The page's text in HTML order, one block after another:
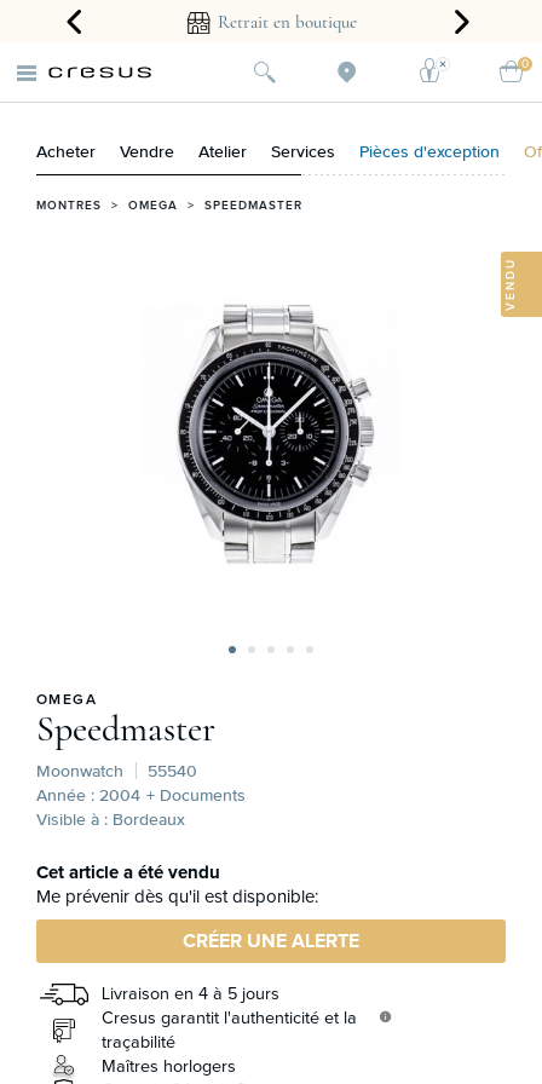
2 ans Retrait en boutique
0
Acheter Vendre Atelier Services Pièces d'exception
MONTRES > OMEGA > SPEEDMASTER
VENDU
OMEGA
Speedmaster
Moonwatch
55540
Année : 2004 + Documents
Visible à : Bordeaux
Cet article a été vendu
Me prévenir dès qu'il est disponible:
CRÉER UNE ALERTE
Livraison en 4 à 5 jours
Cresus garantit l'authenticité et la
traçabilité
info
Maîtres horlogers